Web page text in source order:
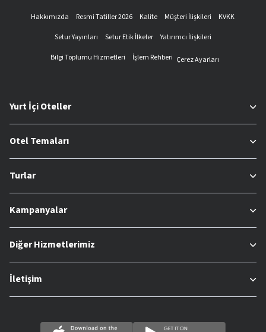
Hakkımızda Resmi Tatiller 2026 Kalite Müşteri İlişkileri
KVKK
Setur Yayınları
Setur Etik İlkeler
Yatırımcı İlişkileri
Bilgi Toplumu Hizmetleri
İşlem Rehberi Çerez Ayarları
Yurt İçi Oteller
Otel Temaları
Turlar
Kampanyalar
Diğer Hizmetlerimiz
İletişim